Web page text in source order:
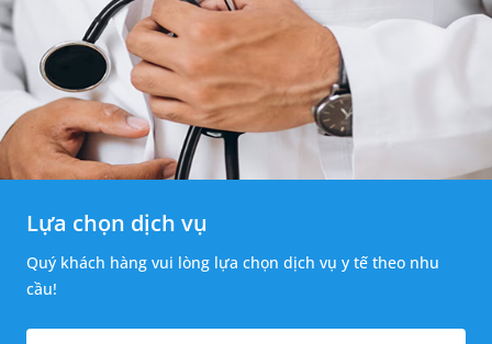
Lựa chọn dịch vụ
Quý khách hàng vui lòng lựa chọn dịch vụ y tế theo nhu
cầu!